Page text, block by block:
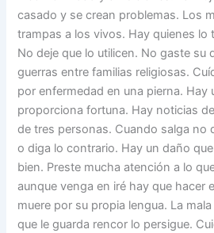
casado y se crean problemas. Los
trampas a los vivos. Hay quienes lo
No deje que lo utilicen. No gaste su
guerras entre familias religiosas.
por enfermedad en una pierna. Hay
proporciona fortuna. Hay noticias
de tres personas. Cuando salga no
o diga lo contrario. Hay un daño
bien. Preste mucha atención a lo
aunque venga en iré hay que hacer
muere por su propia lengua. La
que le guarda rencor lo persigue.